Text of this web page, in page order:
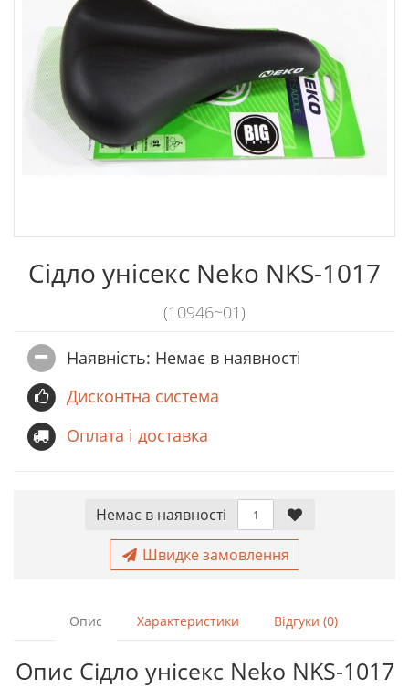
Сідло унісекс Neko NKS-1017
(10946~01)
Наявність: Немає в наявностi
Дисконтна система
Оплата і доставка
Немає в наявностi
Швидке замовлення
Опис Характеристики Відгуки (0)
Опис Сідло унісекс Neko NKS-1017